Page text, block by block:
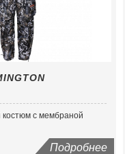
костюм с мембраной
Подробнее